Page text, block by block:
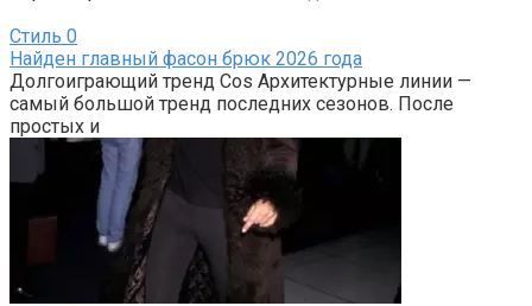
Стиль 0
Найден главный фасон брюк 2026 года
Долгоиграющий тренд Cos Архитектурные линии —
самый большой тренд последних сезонов. После
простых и